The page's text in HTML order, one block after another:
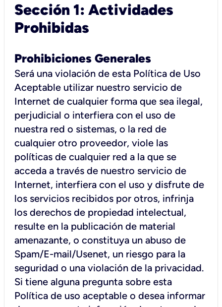
Sección 1: Actividades
Prohibidas
Prohibiciones Generales
Será una violación de esta Política de Uso
Aceptable utilizar nuestro servicio de
Internet de cualquier forma que sea ilegal,
perjudicial o interfiera con el uso de
nuestra red o sistemas, o la red de
cualquier otro proveedor, viole las
políticas de cualquier red a la que se
acceda a través de nuestro servicio de
Internet, interfiera con el uso y disfrute de
los servicios recibidos por otros, infrinja
los derechos de propiedad intelectual,
resulte en la publicación de material
amenazante, o constituya un abuso de
Spam/E-mail/Usenet, un riesgo para la
seguridad o una violación de la privacidad.
Si tiene alguna pregunta sobre esta
Política de uso aceptable o desea informar